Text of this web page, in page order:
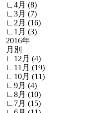
∟4月 (8)
∟3月 (7)
∟2月 (16)
∟1月 (3)
2016年
月別
∟12月 (4)
∟11月 (19)
∟10月 (11)
∟9月 (4)
∟8月 (10)
∟7月 (15)